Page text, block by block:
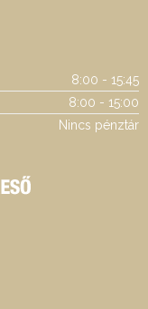
8:00 - 15:45
8:00 - 15:00
Nincs pénztár